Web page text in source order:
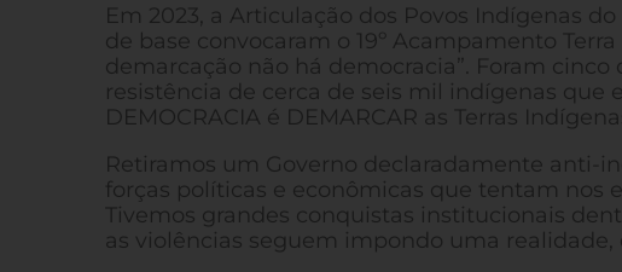
Em 2023, a Articulação dos Povos Indígenas
de base convocaram o 19º Acampamento
demarcação não há democracia”. Foram
resistência de cerca de seis mil indígenas que
DEMOCRACIA é DEMARCAR as Terras
Retiramos um Governo declaradamente anti-
forças políticas e econômicas que tentam nos
Tivemos grandes conquistas institucionais
as violências seguem impondo uma